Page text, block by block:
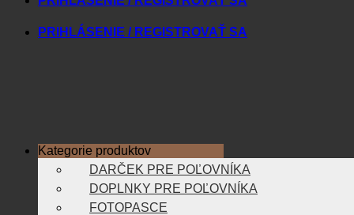
PRIHLÁSENIE / REGISTROVAŤ SA
Kategorie produktov
DARČEK PRE POĽOVNÍKA
DOPLNKY PRE POĽOVNÍKA
FOTOPASCE